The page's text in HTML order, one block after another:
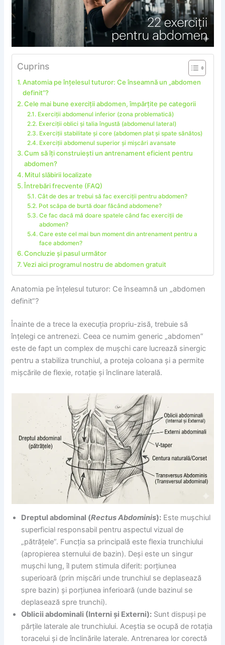
Cuprins
Anatomia pe înțelesul tuturor: Ce înseamnă un „abdomen
definit”?
Cele mai bune exerciții abdomen, împărțite pe categorii
Exerciții abdomenul inferior (zona problematică)
Exerciții oblici și talia îngustă (abdomenul lateral)
Exerciții stabilitate și core (abdomen plat și spate sănătos)
Exerciții abdomenul superior și mișcări avansate
Cum să îți construiești un antrenament eficient pentru
abdomen?
Mitul slăbirii localizate
Întrebări frecvente (FAQ)
Cât de des ar trebui să fac exerciții pentru abdomen?
Pot scăpa de burtă doar făcând abdomene?
Ce fac dacă mă doare spatele când fac exerciții de
abdomen?
Care este cel mai bun moment din antrenament pentru a
face abdomen?
Concluzie și pasul următor
Vezi aici programul nostru de abdomen gratuit
Anatomia pe înțelesul tuturor: Ce înseamnă un „abdomen
definit”?
Înainte de a trece la execuția propriu-zisă, trebuie să
înțelegi ce antrenezi. Ceea ce numim generic „abdomen”
este de fapt un complex de mușchi care lucrează sinergic
pentru a stabiliza trunchiul, a proteja coloana și a permite
mișcările de flexie, rotație și înclinare laterală.
Dreptul abdominal (Rectus Abdominis): Este mușchiul
superficial responsabil pentru aspectul vizual de
„pătrățele”. Funcția sa principală este flexia trunchiului
(apropierea sternului de bazin). Deși este un singur
mușchi lung, îl putem stimula diferit: porțiunea
superioară (prin mișcări unde trunchiul se deplasează
spre bazin) și porțiunea inferioară (unde bazinul se
deplasează spre trunchi).
Oblicii abdominali (Interni și Externi): Sunt dispuși pe
părțile laterale ale trunchiului. Aceștia se ocupă de rotația
toracelui și de înclinările laterale. Antrenarea lor corectă